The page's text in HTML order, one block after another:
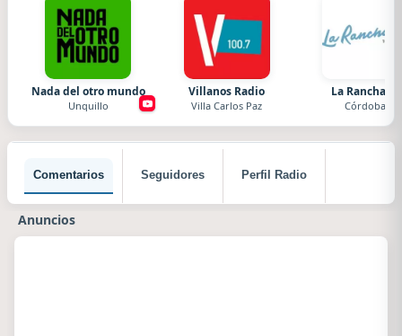
Nada del otro mundo
Unquillo
Villanos Radio
Villa Carlos Paz
La Ranchada
Córdoba
Comentarios Seguidores Perfil Radio
Anuncios